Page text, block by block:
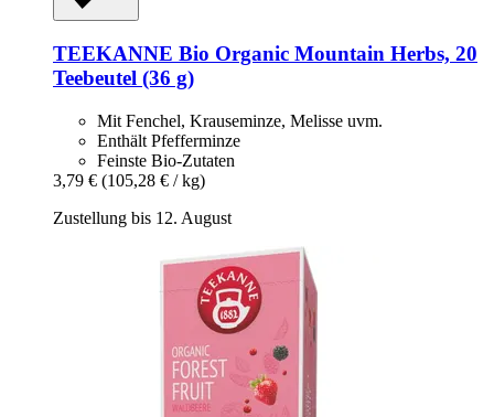
TEEKANNE Bio Organic Mountain Herbs, 20
Teebeutel (36 g)
Mit Fenchel, Krauseminze, Melisse uvm.
Enthält Pfefferminze
Feinste Bio-Zutaten
3,79 € (105,28 € / kg)
Zustellung bis 12. August